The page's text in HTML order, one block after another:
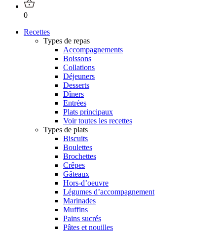
0
Recettes
Types de repas
Accompagnements
Boissons
Collations
Déjeuners
Desserts
Dîners
Entrées
Plats principaux
Voir toutes les recettes
Types de plats
Biscuits
Boulettes
Brochettes
Crêpes
Gâteaux
Hors-d’oeuvre
Légumes d’accompagnement
Marinades
Muffins
Pains sucrés
Pâtes et nouilles